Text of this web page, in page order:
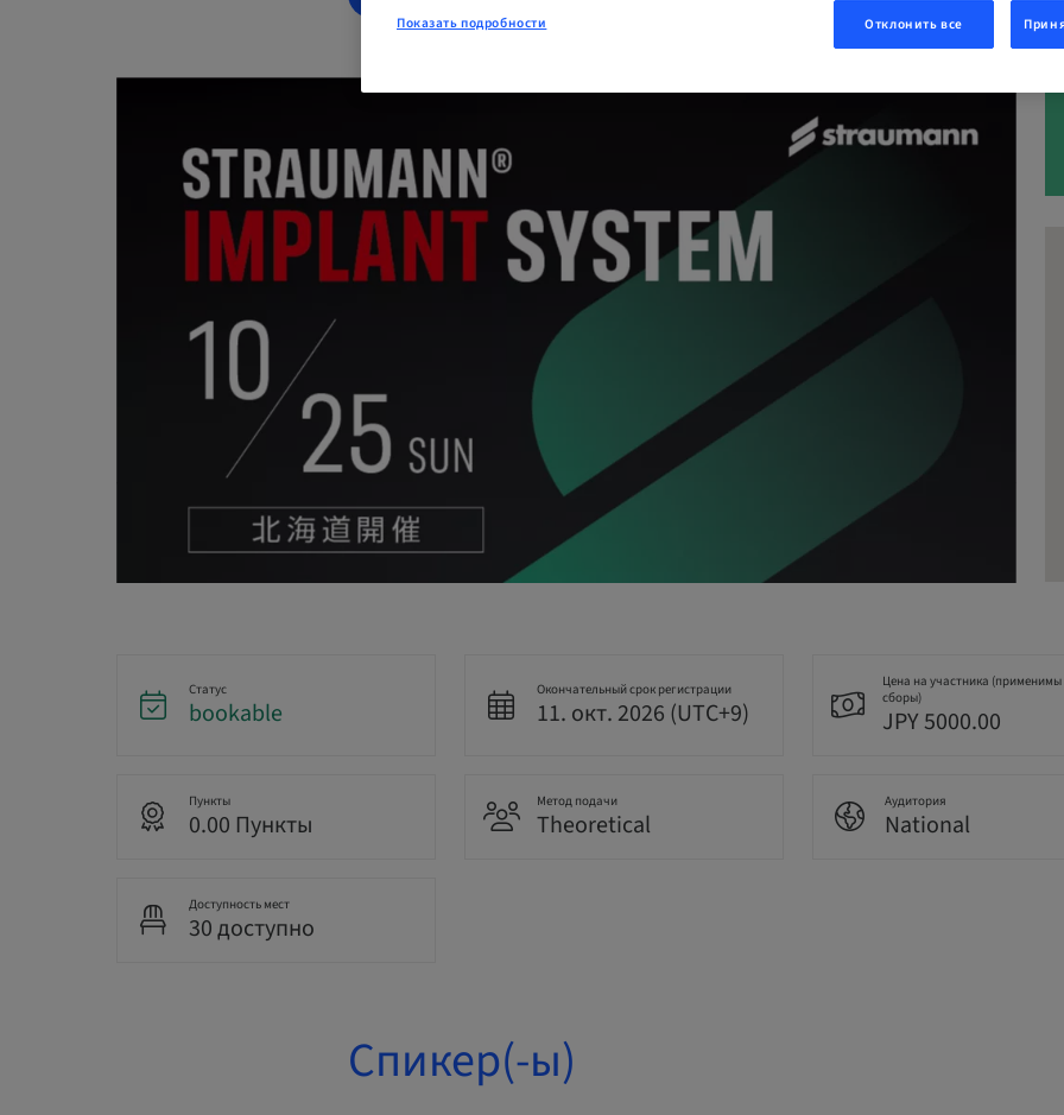
Статус
bookable
Окончательный срок регистрации
11. окт. 2026 (UTC+9)
Цена на участника
сборы)
JPY 5000.00
Пункты
0.00 Пункты
Метод подачи
Theoretical
Аудитория
National
Доступность мест
30 доступно
Спикер(-ы)
Отклонить все
Показать подробности